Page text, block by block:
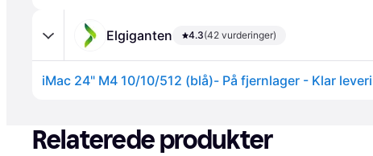
Elgiganten 4.3(42 vurderinger)
iMac 24" M4 10/10/512 (blå)- På fjernlager - Klar
Relaterede produkter